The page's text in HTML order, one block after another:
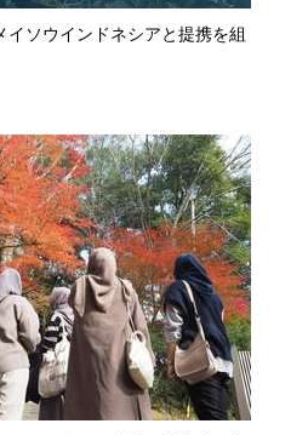
イソウインドネシアと提携を組